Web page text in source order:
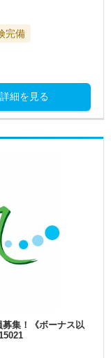
完備
詳細を見る
募集！《ボーナス以